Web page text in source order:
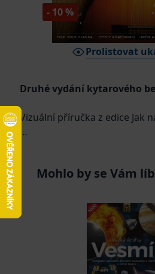
- 10 %
Prolistovat
Druhé vydání kytarového
Vizuální příručka z edice Jak
Kytara patří k vůbec
chystáte vyprodávat velké
další hudební rozvoj.
Dozvíte se, jak vám na vaší
tvorbu. V doprovodných
a staňte se kytarovým
Mohlo by se Vám